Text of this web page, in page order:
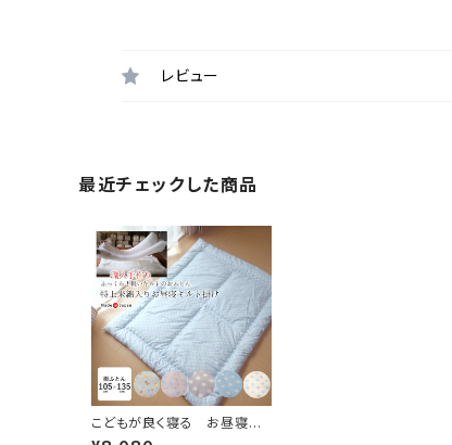
レビュー
最近チェックした商品
こどもが良く寝る お昼寝布
団 掛け布団 105×135cm